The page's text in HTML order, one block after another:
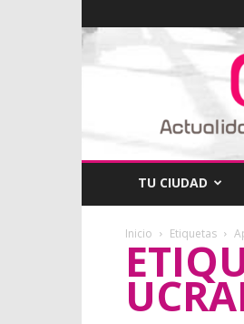
ActualidadSocial
TU CIUDAD
Inicio Etiquetas